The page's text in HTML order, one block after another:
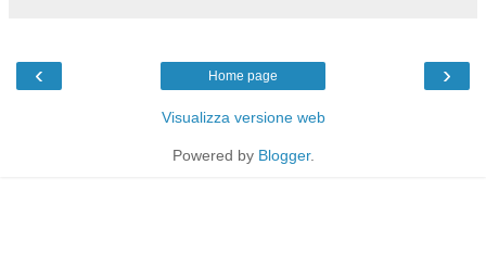
‹ ›
Home page
Visualizza versione web
Powered by Blogger.